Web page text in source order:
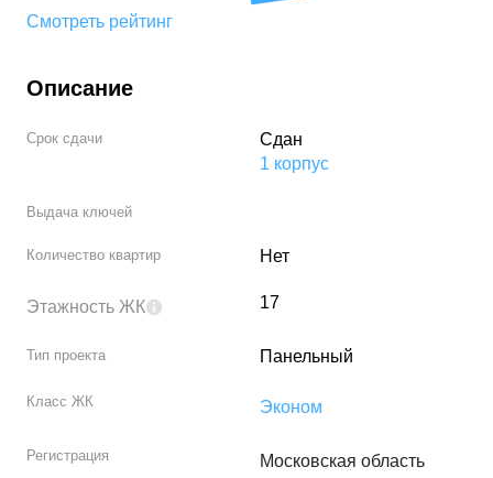
Смотреть рейтинг
Описание
Срок сдачи
Сдан
1 корпус
Выдача ключей
Количество квартир Нет
Этажность ЖК 17
Тип проекта Панельный
Класс ЖК Эконом
Регистрация Московская область